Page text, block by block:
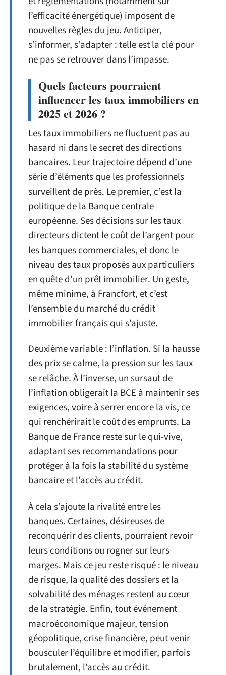
l’efficacité énergétique) imposent de
nouvelles règles du jeu. Anticiper,
s’informer, s’adapter : telle est la clé pour
ne pas se retrouver dans l’impasse.
Quels facteurs pourraient
influencer les taux immobiliers en
2025 et 2026 ?
Les taux immobiliers ne fluctuent pas au
hasard ni dans le secret des directions
bancaires. Leur trajectoire dépend d’une
série d’éléments que les professionnels
surveillent de près. Le premier, c’est la
politique de la Banque centrale
européenne. Ses décisions sur les taux
directeurs dictent le coût de l’argent pour
les banques commerciales, et donc le
niveau des taux proposés aux particuliers
en quête d’un prêt immobilier. Un geste,
même minime, à Francfort, et c’est
l’ensemble du marché du crédit
immobilier français qui s’ajuste.
Deuxième variable : l’inflation. Si la hausse
des prix se calme, la pression sur les taux
se relâche. À l’inverse, un sursaut de
l’inflation obligerait la BCE à maintenir ses
exigences, voire à serrer encore la vis, ce
qui renchérirait le coût des emprunts. La
Banque de France reste sur le qui-vive,
adaptant ses recommandations pour
protéger à la fois la stabilité du système
bancaire et l’accès au crédit.
À cela s’ajoute la rivalité entre les
banques. Certaines, désireuses de
reconquérir des clients, pourraient revoir
leurs conditions ou rogner sur leurs
marges. Mais ce jeu reste risqué : le niveau
de risque, la qualité des dossiers et la
solvabilité des ménages restent au cœur
de la stratégie. Enfin, tout événement
macroéconomique majeur, tension
géopolitique, crise financière, peut venir
bousculer l’équilibre et modifier, parfois
brutalement, l’accès au crédit.